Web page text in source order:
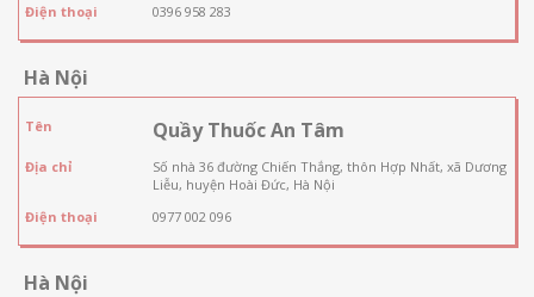
Điện thoại
0396 958 283
Hà Nội
Tên Quầy Thuốc An Tâm
Địa chỉ
Số nhà 36 đường Chiến Thắng, thôn Hợp Nhất, xã Dương
Liễu, huyện Hoài Đức, Hà Nội
Điện thoại
0977 002 096
Hà Nội